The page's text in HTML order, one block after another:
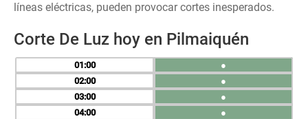
líneas eléctricas, pueden provocar cortes inesperados.
Corte De Luz hoy en Pilmaiquén
01
02
03
04
●
●
●
●